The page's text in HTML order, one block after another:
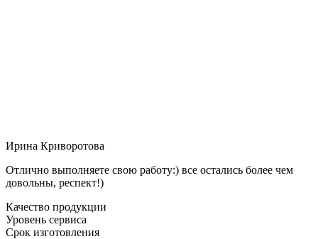
Ирина Криворотова
Отлично выполняете свою работу:) все остались более чем
довольны, респект!)
Качество продукции
Уровень сервиса
Срок изготовления